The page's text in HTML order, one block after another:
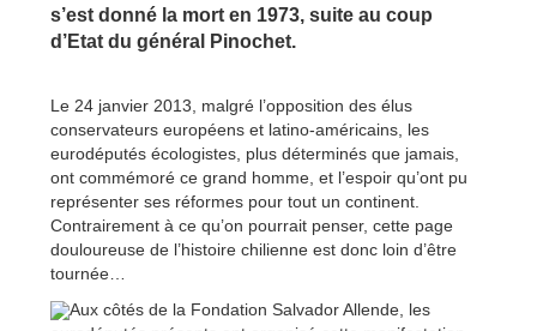
s’est donné la mort en 1973, suite au coup
d’Etat du général Pinochet.
Le 24 janvier 2013, malgré l’opposition des élus
conservateurs européens et latino-américains, les
eurodéputés écologistes, plus déterminés que jamais,
ont commémoré ce grand homme, et l’espoir qu’ont pu
représenter ses réformes pour tout un continent.
Contrairement à ce qu’on pourrait penser, cette page
douloureuse de l’histoire chilienne est donc loin d’être
tournée…
Aux côtés de la Fondation Salvador Allende, les